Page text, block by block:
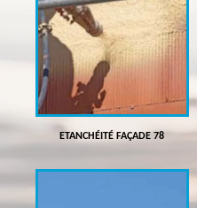
ETANCHÉITÉ FAÇADE 78